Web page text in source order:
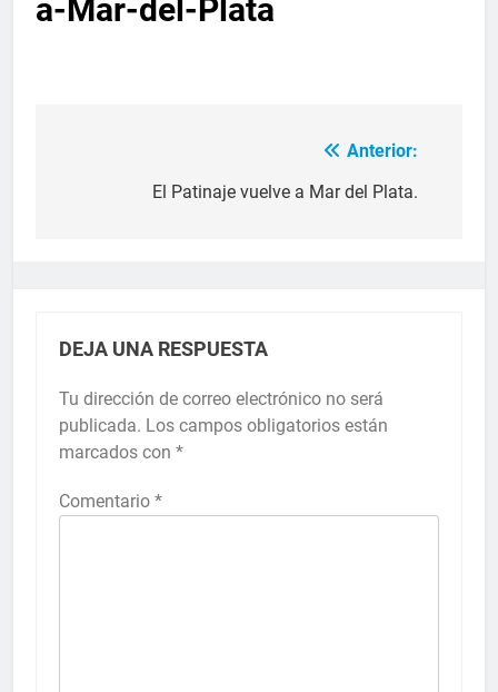
a-Mar-del-Plata
Anterior:
El Patinaje vuelve a Mar del Plata.
DEJA UNA RESPUESTA
Tu dirección de correo electrónico no será
publicada. Los campos obligatorios están
marcados con *
Comentario *